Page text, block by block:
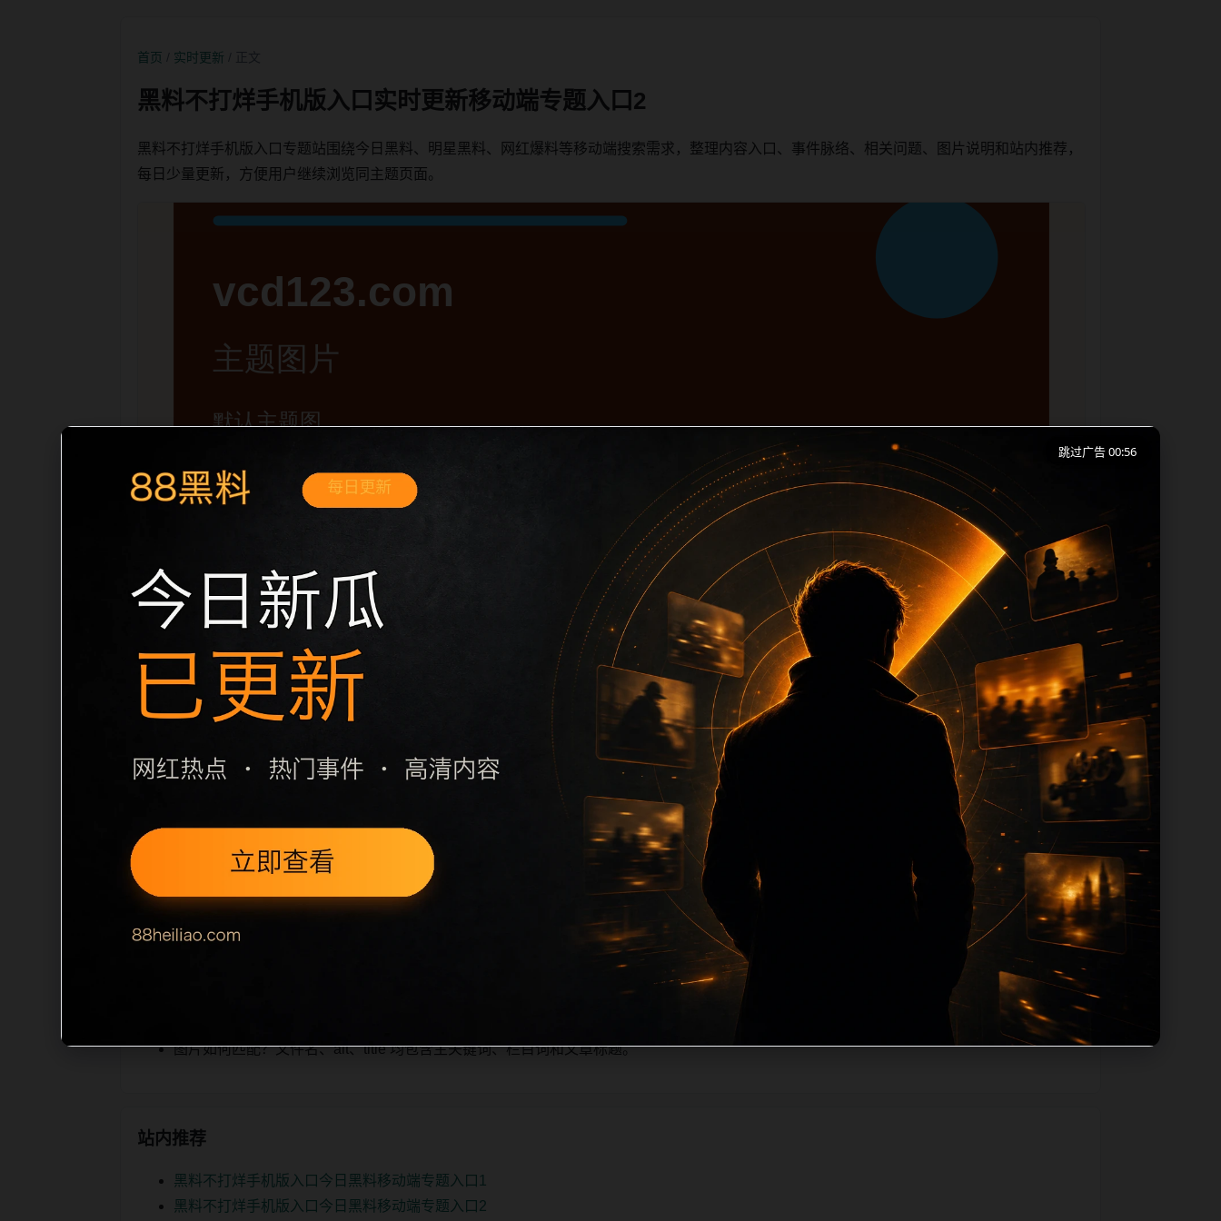
首页 实时更新
黑料不打烊手机版入口实时更新移动端专题入口2
黑料不打烊手机版入口专题站围绕今日黑料、明星黑料、网红爆料等移动端搜索需求，整理内容入口、事件脉络、相关问题、图片说明和站内推荐，
每日少量更新，方便用户继续浏览同主题页面。
移动端搜索场景
黑料不打烊手机版入口实时更新移动端专题入口2围绕黑料不打烊手机版入口与实时更新展开，页面按照移动端浏览习惯整理标题、描述、图片和站
内推荐。用户进入页面后，可以先通过摘要了解主题，再通过栏目入口查看同类内容，最后通过上一篇、下一篇和热门推荐继续浏览。本页强调内容
归集和主题一致性，避免无关关键词堆砌，也避免多个站点同步发布完全相同的标题。图片说明、文件名、alt 和 title 均围绕主关键词、栏目词和文
章标题生成，便于搜索引擎理解页面主题。后续采集时将继续执行远程图片本地化、坏图默认图兜底、标题重复过滤和 descr
栏目内容归集
iption 长度检查。栏目内容按每日少量新增的方式持续扩展，每篇保留相关问题、站内推荐和清晰的层级路径，减少用户反复返回搜索页。第52篇作
为本栏目的初始建设内容，主要用于补齐栏目深度、稳定内链结构，并为后续专题聚合提供可点击入口。如果后续发现页面缺图、标题过短、描述为
空或正文不足，将进入每日 SEO 检查清单自动修正。
实时更新后续如何更新？按每日少量、主题相关、图片本地化的方式持续补充。
图片如何匹配？文件名、alt、title 均包含主关键词、栏目词和文章标题。
站内推荐
黑料不打烊手机版入口今日黑料移动端专题入口1
黑料不打烊手机版入口今日黑料移动端专题入口2
跳过广告 00:56